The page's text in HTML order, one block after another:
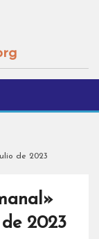
de 2023
2023